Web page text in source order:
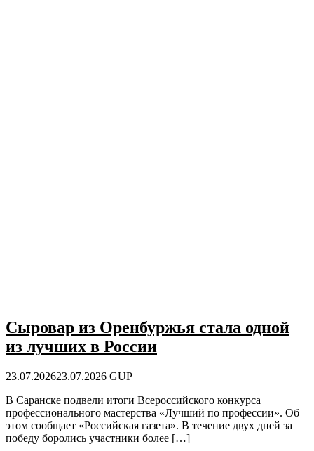
Сыровар из Оренбуржья стала одной
из лучших в России
23.07.202623.07.2026 GUP
В Саранске подвели итоги Всероссийского конкурса
профессионального мастерства «Лучший по профессии». Об
этом сообщает «Российская газета». В течение двух дней за
победу боролись участники более […]